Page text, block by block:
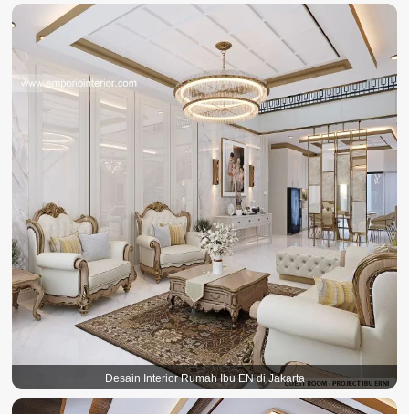
Desain Interior Rumah Ibu EN di Jakarta